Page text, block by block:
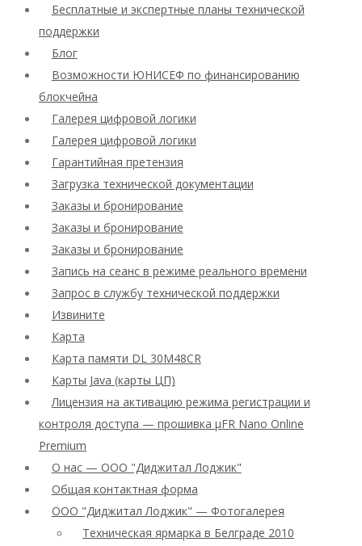
Бесплатные и экспертные планы технической
поддержки
Блог
Возможности ЮНИСЕФ по финансированию
блокчейна
Галерея цифровой логики
Галерея цифровой логики
Гарантийная претензия
Загрузка технической документации
Заказы и бронирование
Заказы и бронирование
Заказы и бронирование
Запись на сеанс в режиме реального времени
Запрос в службу технической поддержки
Извините
Карта
Карта памяти DL 30M48CR
Карты Java (карты ЦП)
Лицензия на активацию режима регистрации и
контроля доступа — прошивка μFR Nano Online
Premium
О нас — ООО "Диджитал Лоджик"
Общая контактная форма
ООО "Диджитал Лоджик" — Фотогалерея
Техническая ярмарка в Белграде 2010